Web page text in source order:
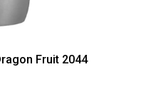
Fruit 2044